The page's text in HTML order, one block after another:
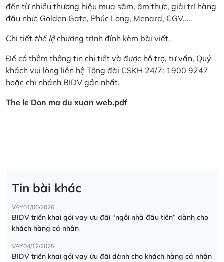
đến từ nhiều thương hiệu mua sắm, ẩm thực, giải trí hàng
đầu như: Golden Gate, Phúc Long, Menard, CGV…..
Chi tiết thể lệchương trình đính kèm bài viết.
Để có thêm thông tin chi tiết và được hỗ trợ, tư vấn, Quý
khách vui lòng liên hệ Tổng đài CSKH 24/7: 1900 9247
hoặc chi nhánh BIDV gần nhất.
The le Don ma du xuan web.pdf
Tin bài khác
VAY01/06/2026
BIDV triển khai gói vay ưu đãi “ngôi nhà đầu tiên” dành cho
khách hàng cá nhân
VAY04/12/2025
BIDV triển khai gói vay ưu đãi dành cho khách hàng cá nhân